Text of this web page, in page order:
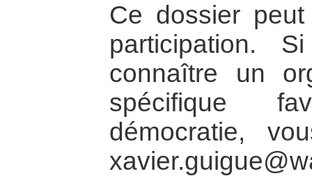
Ce dossier peut
participation.
connaître un
spécifique
démocratie,